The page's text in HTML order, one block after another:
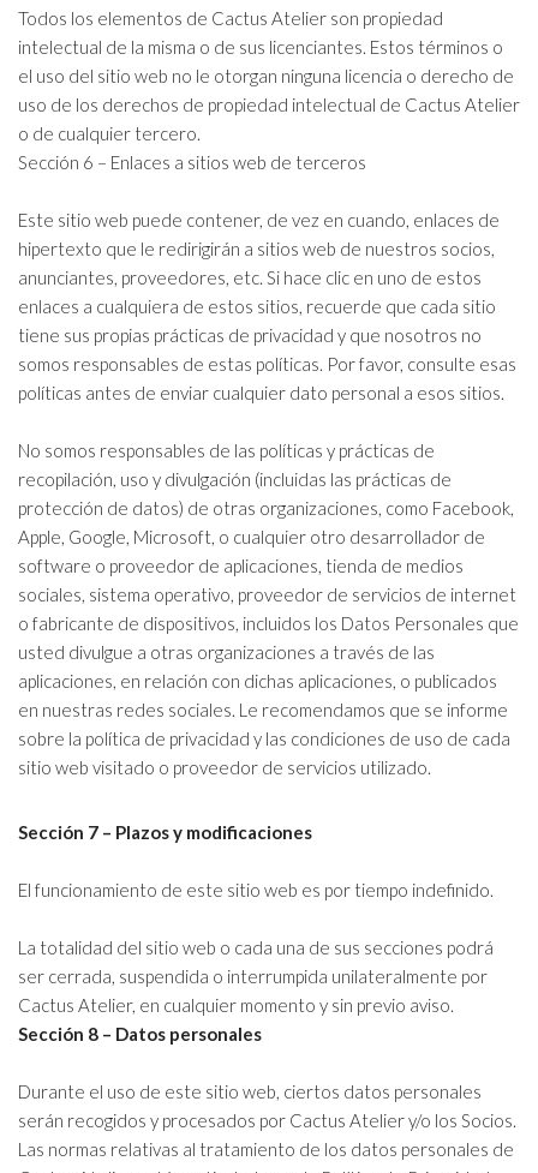
Todos los elementos de Cactus Atelier son propiedad
intelectual de la misma o de sus licenciantes. Estos términos o
el uso del sitio web no le otorgan ninguna licencia o derecho de
uso de los derechos de propiedad intelectual de Cactus Atelier
o de cualquier tercero.
Sección 6 – Enlaces a sitios web de terceros
Este sitio web puede contener, de vez en cuando, enlaces de
hipertexto que le redirigirán a sitios web de nuestros socios,
anunciantes, proveedores, etc. Si hace clic en uno de estos
enlaces a cualquiera de estos sitios, recuerde que cada sitio
tiene sus propias prácticas de privacidad y que nosotros no
somos responsables de estas políticas. Por favor, consulte esas
políticas antes de enviar cualquier dato personal a esos sitios.
No somos responsables de las políticas y prácticas de
recopilación, uso y divulgación (incluidas las prácticas de
protección de datos) de otras organizaciones, como Facebook,
Apple, Google, Microsoft, o cualquier otro desarrollador de
software o proveedor de aplicaciones, tienda de medios
sociales, sistema operativo, proveedor de servicios de internet
o fabricante de dispositivos, incluidos los Datos Personales que
usted divulgue a otras organizaciones a través de las
aplicaciones, en relación con dichas aplicaciones, o publicados
en nuestras redes sociales. Le recomendamos que se informe
sobre la política de privacidad y las condiciones de uso de cada
sitio web visitado o proveedor de servicios utilizado.
Sección 7 – Plazos y modificaciones
El funcionamiento de este sitio web es por tiempo indefinido.
La totalidad del sitio web o cada una de sus secciones podrá
ser cerrada, suspendida o interrumpida unilateralmente por
Cactus Atelier, en cualquier momento y sin previo aviso.
Sección 8 – Datos personales
Durante el uso de este sitio web, ciertos datos personales
serán recogidos y procesados por Cactus Atelier y/o los Socios.
Las normas relativas al tratamiento de los datos personales de